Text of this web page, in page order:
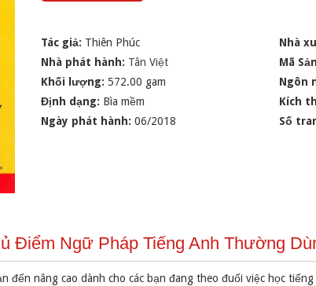
Tác giả: Thiên Phúc Nhà
Nhà phát hành: Tân Việt Mã
Khối lượng: 572.00 gam Ngôn
Định dạng: Bìa mềm Kích
Ngày phát hành: 06/2018 Số
Điểm Ngữ Pháp Tiếng Anh Thường
đến nâng cao dành cho các bạn đang theo đuổi việc học